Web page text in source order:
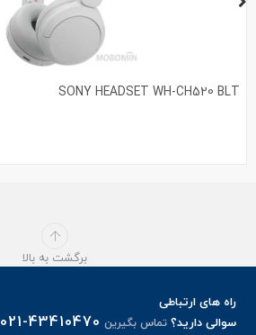
SONY HEADSET WH-CH520 BLT
برگشت به بالا
راه های ارتباطی
سوالی دارید؟تماس بگیرین 021-43410470